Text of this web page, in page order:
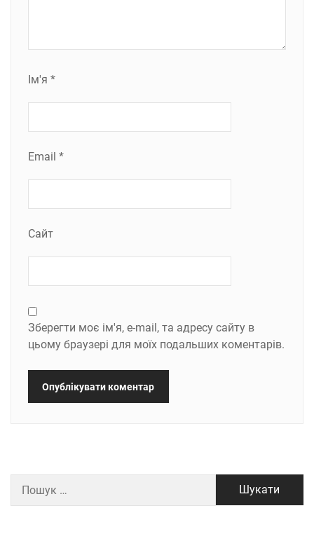
Ім'я *
Email *
Сайт
Зберегти моє ім'я, e-mail, та адресу сайту в
цьому браузері для моїх подальших коментарів.